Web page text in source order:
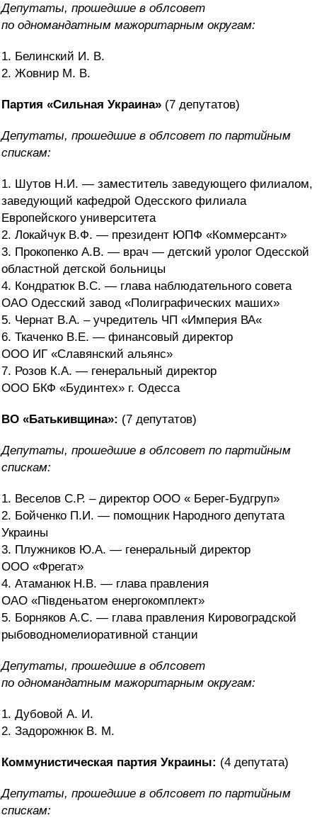
Депутаты, прошедшие в облсовет
по одномандатным мажоритарным округам:
1. Белинский И. В.
2. Жовнир М. В.
Партия «Сильная Украина» (7 депутатов)
Депутаты, прошедшие в облсовет по партийным
спискам:
1. Шутов Н.И. — заместитель заведующего филиалом,
заведующий кафедрой Одесского филиала
Европейского университета
2. Локайчук В.Ф. — президент ЮПФ «Коммерсант»
3. Прокопенко А.В. — врач — детский уролог Одесской
областной детской больницы
4. Кондратюк В.С. — глава наблюдательного совета
ОАО Одесский завод «Полиграфических маших»
5. Чернат В.А. – учредитель ЧП «Империя ВА«
6. Ткаченко В.Е. — финансовый директор
ООО ИГ «Славянский альянс»
7. Розов К.А. — генеральный директор
ООО БКФ «Будинтех» г. Одесса
ВО «Батькивщина»: (7 депутатов)
Депутаты, прошедшие в облсовет по партийным
спискам:
1. Веселов С.Р. – директор ООО « Берег-Будгруп»
2. Бойченко П.И. — помощник Народного депутата
Украины
3. Плужников Ю.А. — генеральный директор
ООО «Фрегат»
4. Атаманюк Н.В. — глава правления
ОАО «Південьатом енергокомплект»
5. Борняков А.С. — глава правления Кировоградской
рыбоводномелиоративной станции
Депутаты, прошедшие в облсовет
по одномандатным мажоритарным округам:
1. Дубовой А. И.
2. Задорожнюк В. М.
Коммунистическая партия Украины: (4 депутата)
Депутаты, прошедшие в облсовет по партийным
спискам: